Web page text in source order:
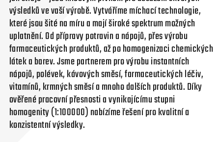
výsledků ve vaší výrobě. Vytváříme míchací technologie,
které jsou šité na míru a mají široké spektrum možných
uplatnění. Od přípravy potravin a nápojů, přes výrobu
farmaceutických produktů, až po homogenizaci chemických
látek a barev. Jsme partnerem pro výrobu instantních
nápojů, polévek, kávových směsí, farmaceutických léčiv,
vitamínů, krmných směsí a mnoho dalších produktů. Díky
ověřené pracovní přesnosti a vynikajícímu stupni
homogenity (1:100000) nabízíme řešení pro kvalitní a
konzistentní výsledky.